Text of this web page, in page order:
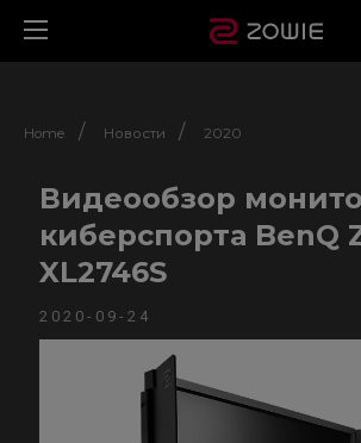
Home / Новости / 2020
Видеообзор
киберспорта BenQ
XL2746S
2020-09-24